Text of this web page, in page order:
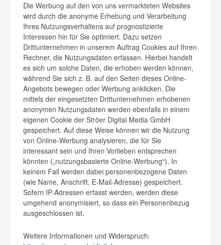
Die Werbung auf den von uns vermarkteten Websites
wird durch die anonyme Erhebung und Verarbeitung
Ihres Nutzungsverhaltens auf prognostizierte
Interessen hin für Sie optimiert. Dazu setzen
Drittunternehmen in unserem Auftrag Cookies auf Ihren
Rechner, die Nutzungsdaten erfassen. Hierbei handelt
es sich um solche Daten, die erhoben werden können,
während Sie sich z. B. auf den Seiten dieses Online-
Angebots bewegen oder Werbung anklicken. Die
mittels der eingesetzten Drittunternehmen erhobenen
anonymen Nutzungsdaten werden ebenfalls in einem
eigenen Cookie der Ströer Digital Media GmbH
gespeichert. Auf diese Weise können wir die Nutzung
von Online-Werbung analysieren, die für Sie
interessant sein und Ihren Vorlieben entsprechen
könnten („nutzungsbasierte Online-Werbung“). In
keinem Fall werden dabei personenbezogene Daten
(wie Name, Anschrift, E-Mail-Adresse) gespeichert.
Sofern IP-Adressen erfasst werden, werden diese
umgehend anonymisiert, so dass ein Personenbezug
ausgeschlossen ist.
Weitere Informationen und Widerspruch: